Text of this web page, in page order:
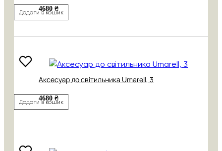
4680 ₴
Додати в кошик
Аксесуар до світильника Umarell, 3
4680 ₴
Додати в кошик